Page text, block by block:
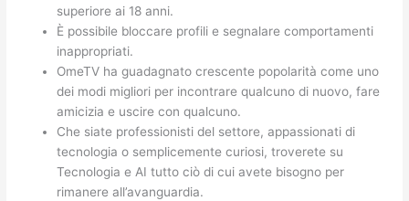
superiore ai 18 anni.
È possibile bloccare profili e segnalare comportamenti
inappropriati.
OmeTV ha guadagnato crescente popolarità come uno
dei modi migliori per incontrare qualcuno di nuovo, fare
amicizia e uscire con qualcuno.
Che siate professionisti del settore, appassionati di
tecnologia o semplicemente curiosi, troverete su
Tecnologia e AI tutto ciò di cui avete bisogno per
rimanere all’avanguardia.